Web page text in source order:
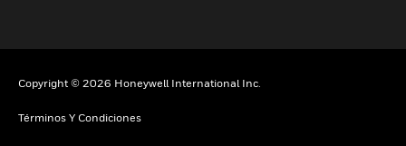
Copyright © 2026 Honeywell International Inc.
Términos Y Condiciones